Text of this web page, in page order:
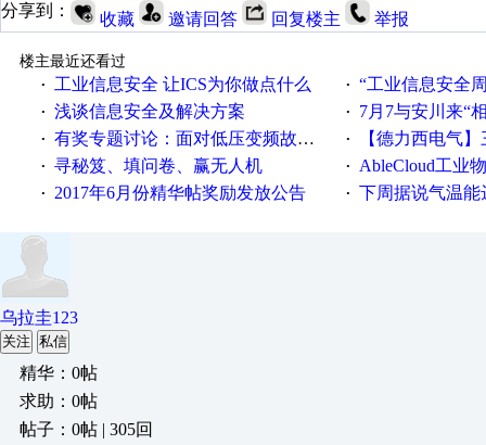
分享到：
收藏 邀请回答 回复楼主 举报
楼主最近还看过
·
工业信息安全 让ICS为你做点什么 · “工业信息安全周之我见”
· 浅谈信息安全及解决方案 · 7月7与安川来“
· 有奖专题讨论：面对低压变频故障，老手是这样解决的！ · 【德力西电气】三
· 寻秘笈、填问卷、赢无人机 · AbleCloud工业物联
· 2017年6月份精华帖奖励发放公告 · 下周据说气温能
乌拉圭123
关注 私信
精华：0帖
求助：0帖
帖子：0帖 | 305回